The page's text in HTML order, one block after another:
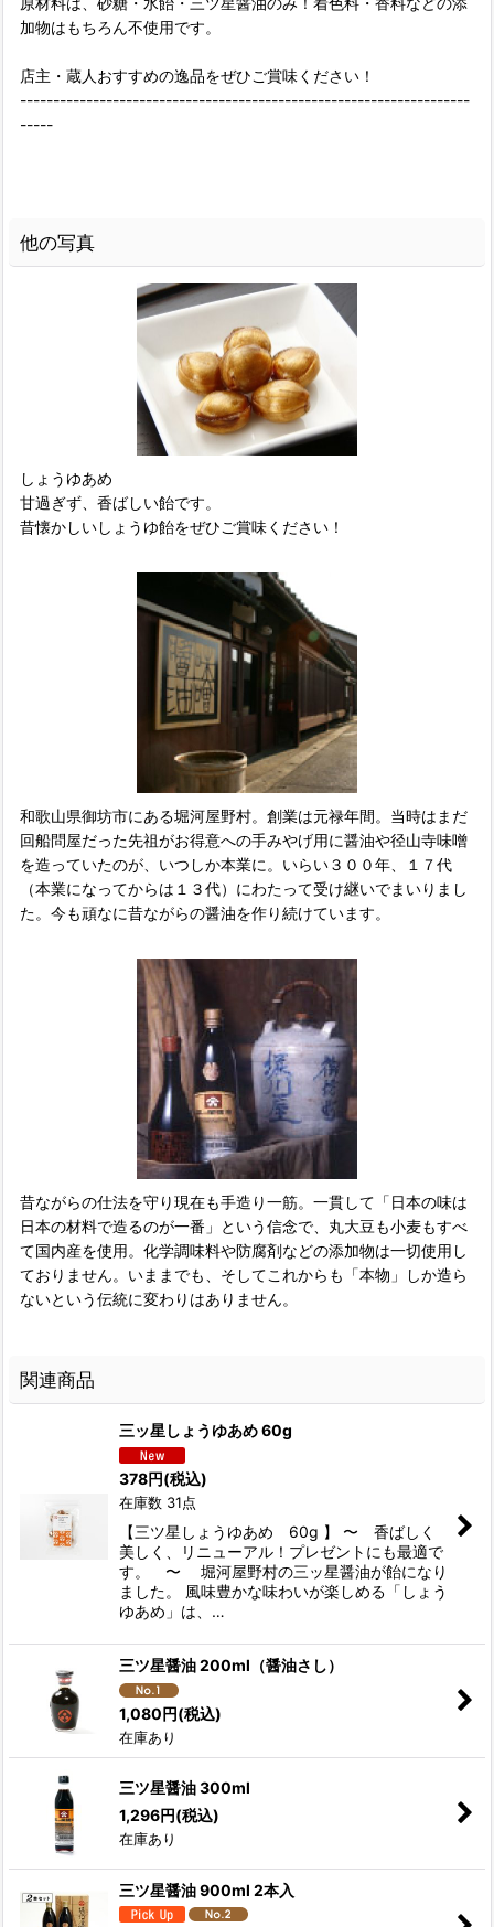
加物はもちろん不使用です。
店主・蔵人おすすめの逸品をぜひご賞味ください！
--------------------------------------------------------------------
-----
他の写真
しょうゆあめ
甘過ぎず、香ばしい飴です。
昔懐かしいしょうゆ飴をぜひご賞味ください！
和歌山県御坊市にある堀河屋野村。創業は元禄年間。当時はまだ
回船問屋だった先祖がお得意への手みやげ用に醤油や径山寺味噌
を造っていたのが、いつしか本業に。いらい３００年、１７代
（本業になってからは１３代）にわたって受け継いでまいりまし
た。今も頑なに昔ながらの醤油を作り続けています。
昔ながらの仕法を守り現在も手造り一筋。一貫して「日本の味は
日本の材料で造るのが一番」という信念で、丸大豆も小麦もすべ
て国内産を使用。化学調味料や防腐剤などの添加物は一切使用し
ておりません。いままでも、そしてこれからも「本物」しか造ら
ないという伝統に変わりはありません。
関連商品
三ッ星しょうゆあめ 60g
378円(税込)
在庫数 31点
【三ツ星しょうゆあめ 60g 】 〜 香ばしく
美しく、リニューアル！プレゼントにも最適で
す。 〜 堀河屋野村の三ッ星醤油が飴になり
ました。 風味豊かな味わいが楽しめる「しょう
ゆあめ」は、…
三ツ星醤油 200ml（醤油さし）
1,080円(税込)
在庫あり
三ツ星醤油 300ml
1,296円(税込)
在庫あり
三ツ星醤油 900ml 2本入